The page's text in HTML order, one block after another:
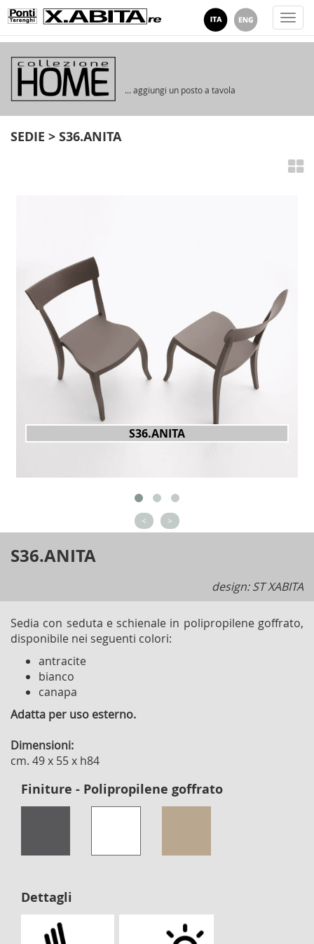
... aggiungi un posto a tavola
SEDIE > S36.ANITA
S36.ANITA
< >
S36.ANITA
design: ST XABITA
Sedia con seduta e schienale in polipropilene goffrato,
disponibile nei seguenti colori:
antracite
bianco
canapa
Adatta per uso esterno.
Dimensioni:
cm. 49 x 55 x h84
Finiture - Polipropilene goffrato
Dettagli